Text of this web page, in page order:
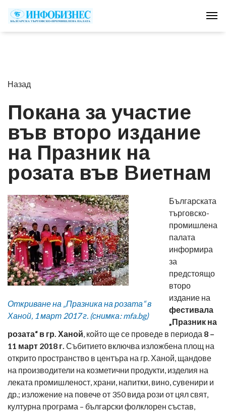
Назад
Покана за участие
във второ издание
на Празник на
розата във Виетнам
Откриване на „Празника на розата“ в
Ханой, 1 март 2017 г. (снимка: mfa.bg)
Българската
търговско-
промишлена
палата
информира
за
предстоящо
второ
издание на
фестивала
„Празник на
розата“ в гр. Ханой, който ще се проведе в периода 8 –
11 март 2018 г. Събитието включва изложбена площ на
открито пространство в центъра на гр. Ханой, щандове
на производители на козметични продукти, изделия на
леката промишленост, храни, напитки, вино, сувенири и
др.; изложение на повече от 350 вида рози от цял свят,
културна програма – български фолклорен състав,